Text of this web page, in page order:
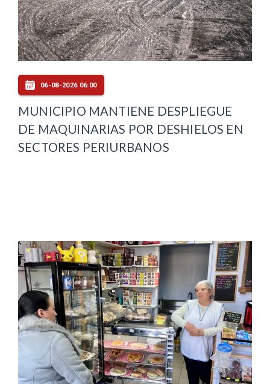
06-08-2026 06:00
MUNICIPIO MANTIENE DESPLIEGUE
DE MAQUINARIAS POR DESHIELOS EN
SECTORES PERIURBANOS